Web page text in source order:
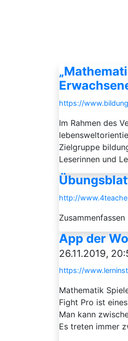
https://
Im Rahmen des
Zielgruppe
Leserinnen und
http://
App der
26.11.2019,
https://
Mathematik
Fight Pro ist
Man kann
Es treten immer